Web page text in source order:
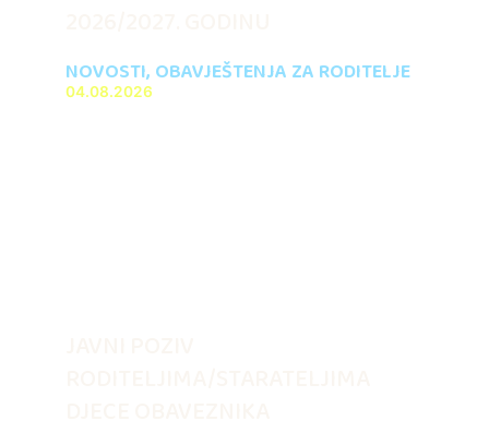
NOVOSTI, OBAVJEŠTENJA ZA RODITELJE
04.08.2026